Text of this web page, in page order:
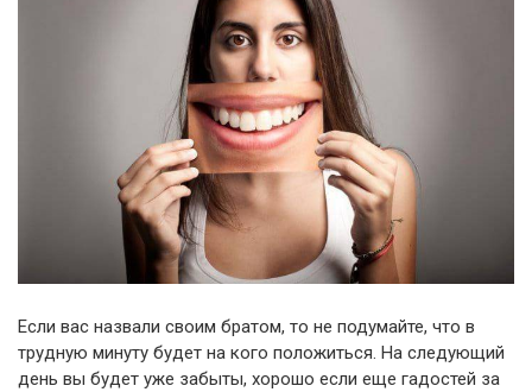
Если вас назвали своим братом, то не подумайте, что в
трудную минуту будет на кого положиться. На следующий
день вы будет уже забыты, хорошо если еще гадостей за